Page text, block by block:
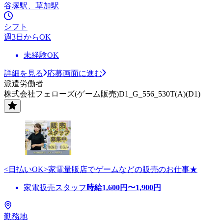
谷塚駅、草加駅
シフト
週3日からOK
未経験OK
詳細を見る
応募画面に進む
派遣労働者
株式会社フェローズ(ゲーム販売)D1_G_556_530T(A)(D1)
<日払いOK>家電量販店でゲームなどの販売のお仕事★
家電販売スタッフ 時給1,600円〜1,900円
勤務地